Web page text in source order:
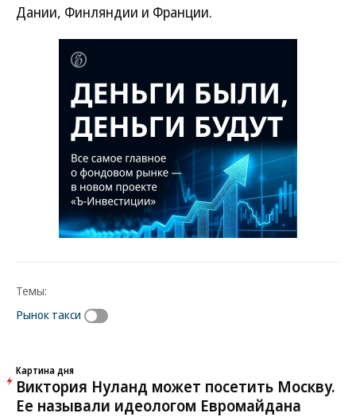
Дании, Финляндии и Франции.
Темы:
Рынок такси
Картина дня
Виктория Нуланд может посетить Москву.
Ее называли идеологом Евромайдана